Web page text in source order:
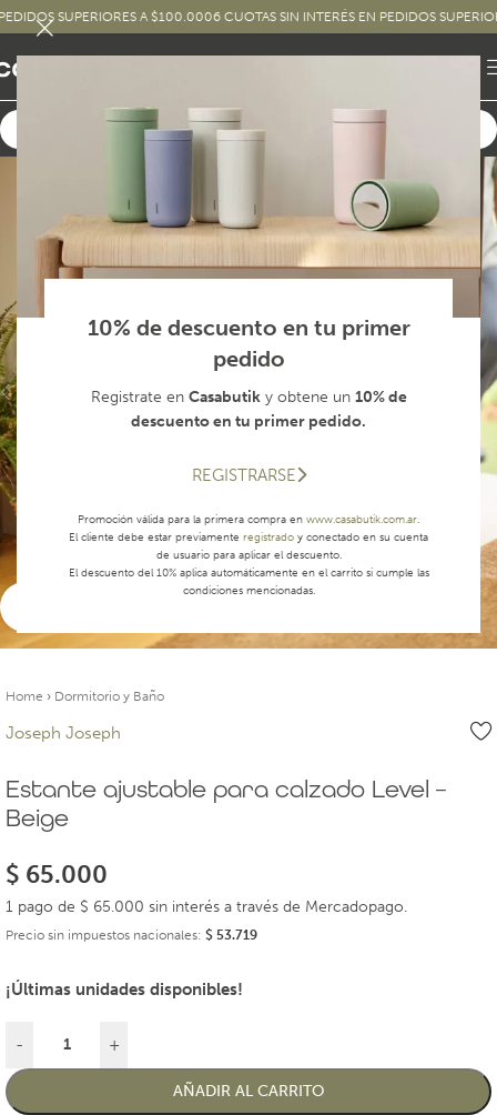
10% de descuento en tu primer
pedido
Registrate en Casabutiky obtene un 10% de
descuento en tu primer pedido.
REGISTRARSE
Promoción válida para la primera compra en www.casabutik.com.ar.
El cliente debe estar previamente registrado y conectado en su cuenta
de usuario para aplicar el descuento.
El descuento del 10% aplica automáticamente en el carrito si cumple las
condiciones mencionadas.
SUPERIORES A $100.0006 CUOTAS SIN INTERÉS EN PEDIDOS SUPERIORES
Home › Dormitorio y Baño
Joseph Joseph
Estante ajustable para calzado Level –
Beige
$ 65.000
1 pago de $ 65.000 sin interés a través de Mercadopago.
Precio sin impuestos nacionales: $ 53.719
¡Últimas unidades disponibles!
- +
AÑADIR AL CARRITO